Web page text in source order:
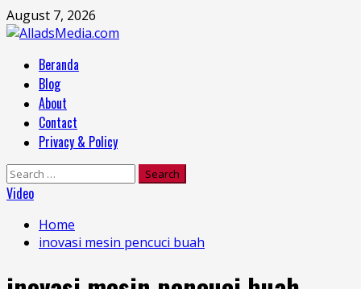
Skip
to
August 7, 2026
MenuBeranda
Blog
About
Contact
Privacy & Policy
Search
for:
Video
Home
inovasi mesin pencuci buah